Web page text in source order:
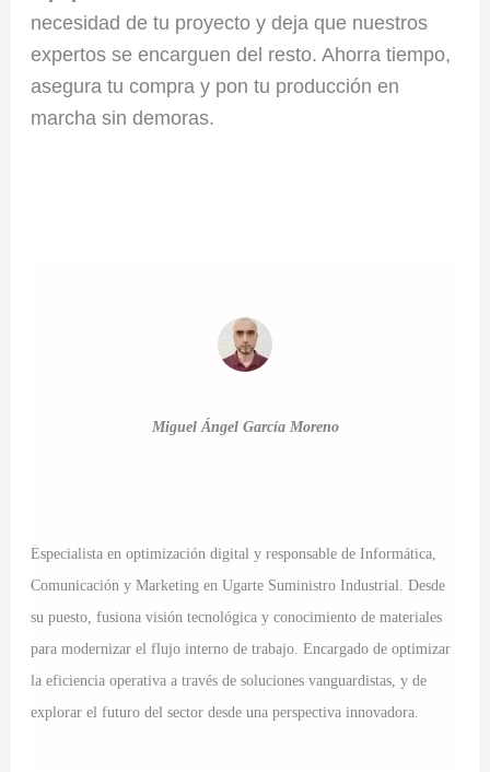
necesidad de tu proyecto y deja que nuestros
expertos se encarguen del resto. Ahorra tiempo,
asegura tu compra y pon tu producción en
marcha sin demoras.
Miguel Ángel García Moreno
Especialista en optimización digital y responsable de Informática,
Comunicación y Marketing en Ugarte Suministro Industrial. Desde
su puesto, fusiona visión tecnológica y conocimiento de materiales
para modernizar el flujo interno de trabajo. Encargado de optimizar
la eficiencia operativa a través de soluciones vanguardistas, y de
explorar el futuro del sector desde una perspectiva innovadora.